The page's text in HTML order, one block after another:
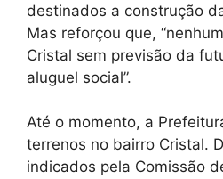
destinados a construção
Mas reforçou que,
Cristal sem previsão da
aluguel social”.
Até o momento, a
terrenos no bairro Cristal.
indicados pela Comissão